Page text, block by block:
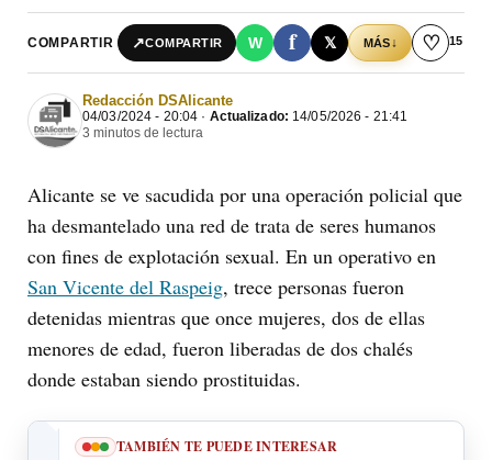
COMPARTIR ↗COMPARTIR W f 𝕏 MÁS↓ ♡ 15
Redacción DSAlicante
04/03/2024 - 20:04 · Actualizado: 14/05/2026 - 21:41
3 minutos de lectura
Alicante se ve sacudida por una operación policial que
ha desmantelado una red de trata de seres humanos
con fines de explotación sexual. En un operativo en
San Vicente del Raspeig, trece personas fueron
detenidas mientras que once mujeres, dos de ellas
menores de edad, fueron liberadas de dos chalés
donde estaban siendo prostituidas.
TAMBIÉN TE PUEDE INTERESAR